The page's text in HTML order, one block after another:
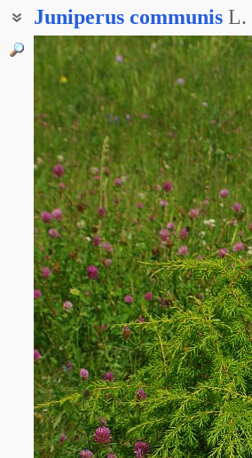
Juniperus communis L.